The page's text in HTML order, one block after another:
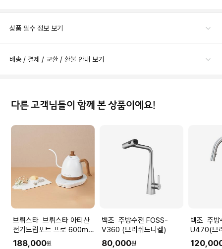
상품 필수 정보 보기
배송 / 결제 / 교환 / 환불 안내 보기
다른 고객님들이 함께 본 상품이에요!
브뤼스타 브뤼스타 아티산
전기드립포트 프로 600ml
- 모던화이트
188,000원
백조 주방수전 FOSS-
V360 (브러쉬드니켈)
80,000원
백조 주방수전 ALTO-
U470(브